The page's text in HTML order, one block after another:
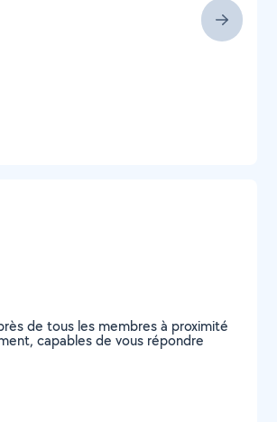
de tous les membres à proximité
capables de vous répondre